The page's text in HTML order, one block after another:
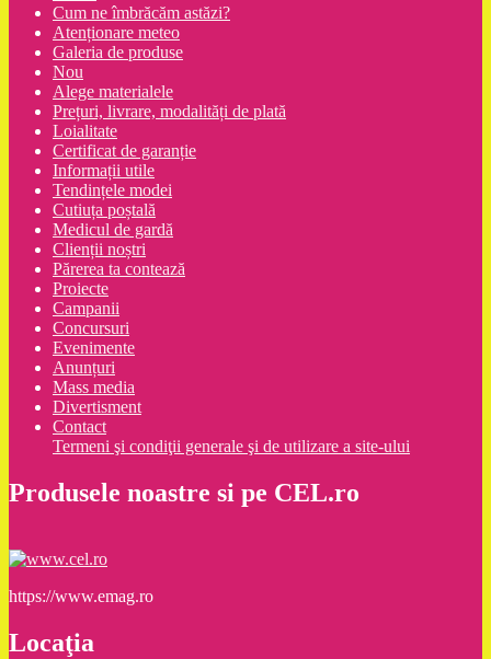
Cum ne îmbrăcăm astăzi?
Atenționare meteo
Galeria de produse
Nou
Alege materialele
Prețuri, livrare, modalități de plată
Loialitate
Certificat de garanție
Informații utile
Tendințele modei
Cutiuța poștală
Medicul de gardă
Clienții noștri
Părerea ta contează
Proiecte
Campanii
Concursuri
Evenimente
Anunțuri
Mass media
Divertisment
Contact
Termeni şi condiţii generale şi de utilizare a site-ului
Produsele noastre si pe CEL.ro
https://www.emag.ro
Locaţia